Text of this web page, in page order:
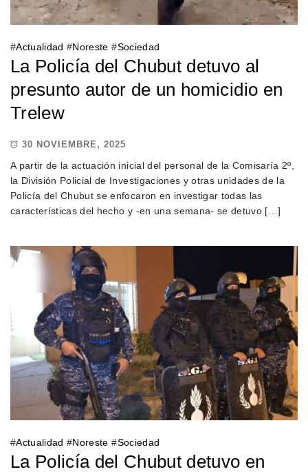
#Actualidad #Noreste #Sociedad
La Policía del Chubut detuvo al
presunto autor de un homicidio en
Trelew
30 NOVIEMBRE, 2025
A partir de la actuación inicial del personal de la Comisaría 2º,
la División Policial de Investigaciones y otras unidades de la
Policía del Chubut se enfocaron en investigar todas las
características del hecho y -en una semana- se detuvo […]
#Actualidad #Noreste #Sociedad
La Policía del Chubut detuvo en